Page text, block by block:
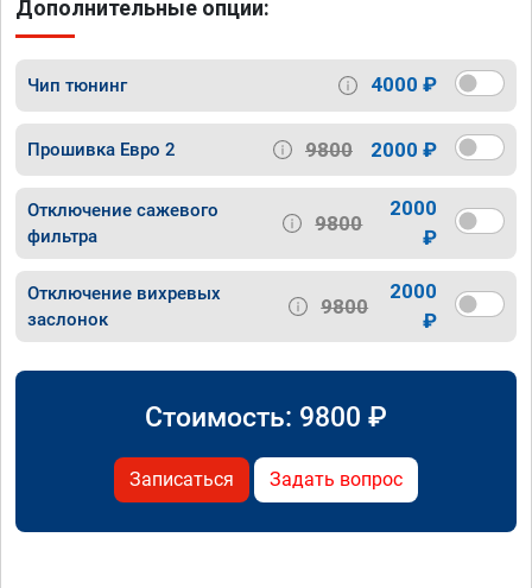
Дополнительные опции:
Чип тюнинг 4000 ₽
Прошивка Евро 2 9800 2000 ₽
Отключение сажевого
фильтра
9800
2000
₽
Отключение вихревых
заслонок
9800
2000
₽
Стоимость: 9800 ₽
Записаться Задать вопрос